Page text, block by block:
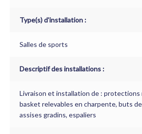
Type(s) d'installation :
Salles de sports
Descriptif des installations :
Livraison et installation de : protections
basket relevables en charpente, buts
assises gradins, espaliers